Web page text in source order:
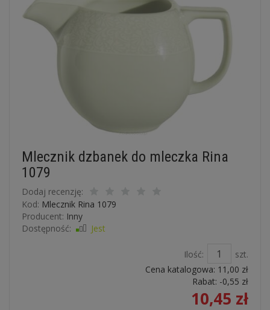
Mlecznik dzbanek do mleczka Rina
1079
Dodaj recenzję:
Kod: Mlecznik Rina 1079
Producent: Inny
Dostępność:
Jest
Ilość:
szt.
Cena katalogowa: 11,00 zł
Rabat: -0,55 zł
10,45 zł